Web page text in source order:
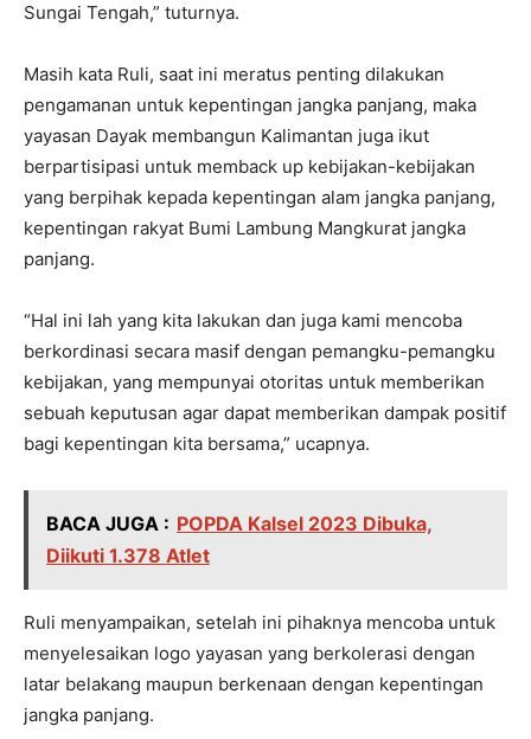
Sungai Tengah,” tuturnya.
Masih kata Ruli, saat ini meratus penting dilakukan
pengamanan untuk kepentingan jangka panjang, maka
yayasan Dayak membangun Kalimantan juga ikut
berpartisipasi untuk memback up kebijakan-kebijakan
yang berpihak kepada kepentingan alam jangka panjang,
kepentingan rakyat Bumi Lambung Mangkurat jangka
panjang.
“Hal ini lah yang kita lakukan dan juga kami mencoba
berkordinasi secara masif dengan pemangku-pemangku
kebijakan, yang mempunyai otoritas untuk memberikan
sebuah keputusan agar dapat memberikan dampak positif
bagi kepentingan kita bersama,” ucapnya.
BACA JUGA : POPDA Kalsel 2023 Dibuka,
Diikuti 1.378 Atlet
Ruli menyampaikan, setelah ini pihaknya mencoba untuk
menyelesaikan logo yayasan yang berkolerasi dengan
latar belakang maupun berkenaan dengan kepentingan
jangka panjang.